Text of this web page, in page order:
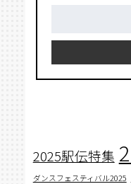
2025駅伝特集
ダンスフェスティバル2025